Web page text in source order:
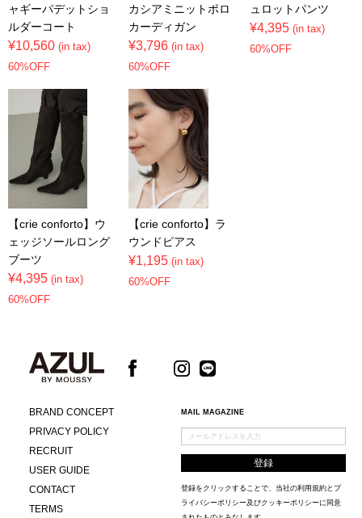
ャギーパデットショ
ルダーコート
¥10,560 (in tax)
60%OFF
カシアミニットポロ
カーディガン
¥3,796 (in tax)
60%OFF
ュロットパンツ
¥4,395(in tax)
60%OFF
【crie conforto】ウ
ェッジソールロング
ブーツ
¥4,395 (in tax)
60%OFF
【crie conforto】ラ
ウンドピアス
¥1,195 (in tax)
60%OFF
BRAND CONCEPT
PRIVACY POLICY
RECRUIT
USER GUIDE
CONTACT
TERMS
MAIL MAGAZINE
登録をクリックすることで、当社の利用規約とプ
ライバシーポリシー及びクッキーポリシーに同意